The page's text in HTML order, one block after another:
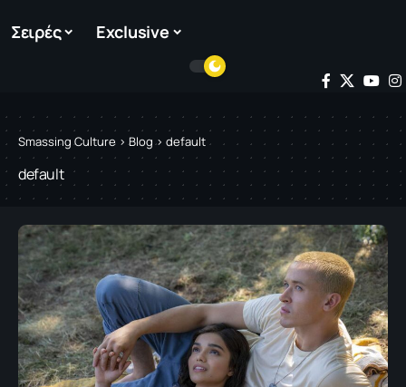
Σειρές Exclusive
Smassing Culture >Blog> default
default